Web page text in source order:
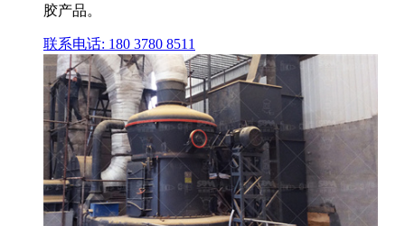
胶产品。
联系电话: 180 3780 8511